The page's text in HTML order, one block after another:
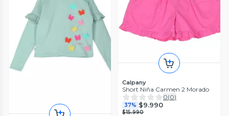
Calpany
Short Niña Carmen 2 Morado
0(0)
37% $9.990
$15.990